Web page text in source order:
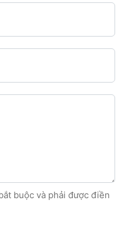
buộc và phải được điền